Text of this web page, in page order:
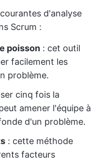
d'analyse
Scrum :
poisson : cet outil
facilement les
problème.
cinq fois la
amener l'équipe à
d'un problème.
: cette méthode
facteurs